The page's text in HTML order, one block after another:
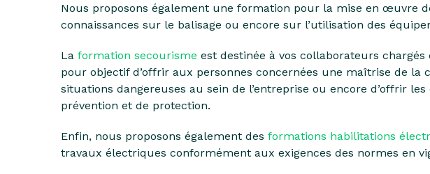
Nous proposons également une formation pour la mise en œuvre
connaissances sur le balisage ou encore sur l’utilisation des
La formation secourisme est destinée à vos collaborateurs
pour objectif d’offrir aux personnes concernées une maîtrise de
situations dangereuses au sein de l’entreprise ou encore d’offrir
prévention et de protection.
Enfin, nous proposons également des formations habilitations
travaux électriques conformément aux exigences des normes en